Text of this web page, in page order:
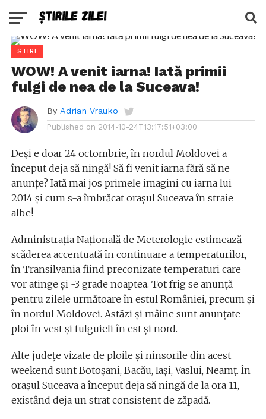
STIRI
WOW! A venit iarna! Iată primii
fulgi de nea de la Suceava!
By Adrian Vrauko
Published on 2014-10-24T13:17:51+03:00
Deși e doar 24 octombrie, în nordul Moldovei a
început deja să ningă! Să fi venit iarna fără să ne
anunțe? Iată mai jos primele imagini cu iarna lui
2014 și cum s-a îmbrăcat orașul Suceava în straie
albe!
Administrația Națională de Meterologie estimează
scăderea accentuată în continuare a temperaturilor,
în Transilvania fiind preconizate temperaturi care
vor atinge și -3 grade noaptea. Tot frig se anunță
pentru zilele următoare în estul României, precum și
în nordul Moldovei. Astăzi și mâine sunt anunțate
ploi în vest și fulguieli în est și nord.
Alte județe vizate de ploile și ninsorile din acest
weekend sunt Botoșani, Bacău, Iași, Vaslui, Neamț. În
orașul Suceava a început deja să ningă de la ora 11,
existând deja un strat consistent de zăpadă.